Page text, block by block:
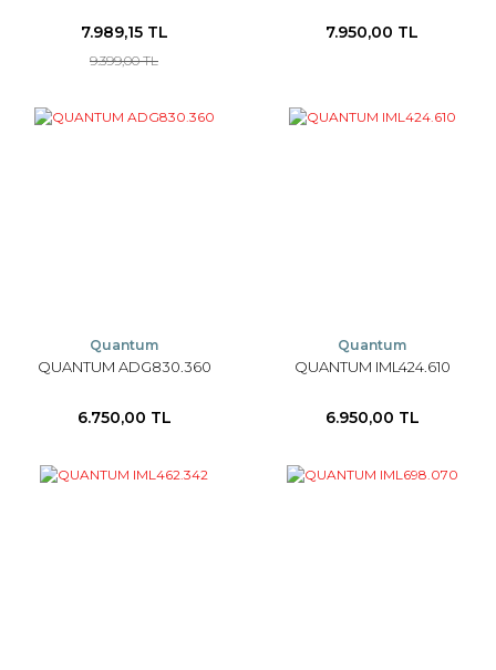
7.989,15 TL
9.399,00 TL
7.950,00 TL
Quantum
QUANTUM ADG830.360
6.750,00 TL
Quantum
QUANTUM IML424.610
6.950,00 TL